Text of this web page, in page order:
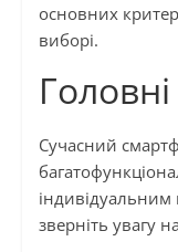
основних
виборі.
Сучасний
зверніть увагу